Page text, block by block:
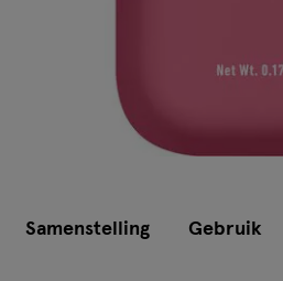
Samenstelling Gebruik